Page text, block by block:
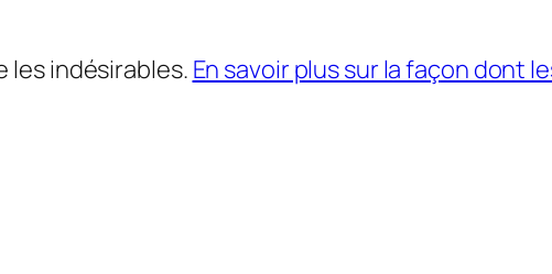
les indésirables. En savoir plus sur la façon dont